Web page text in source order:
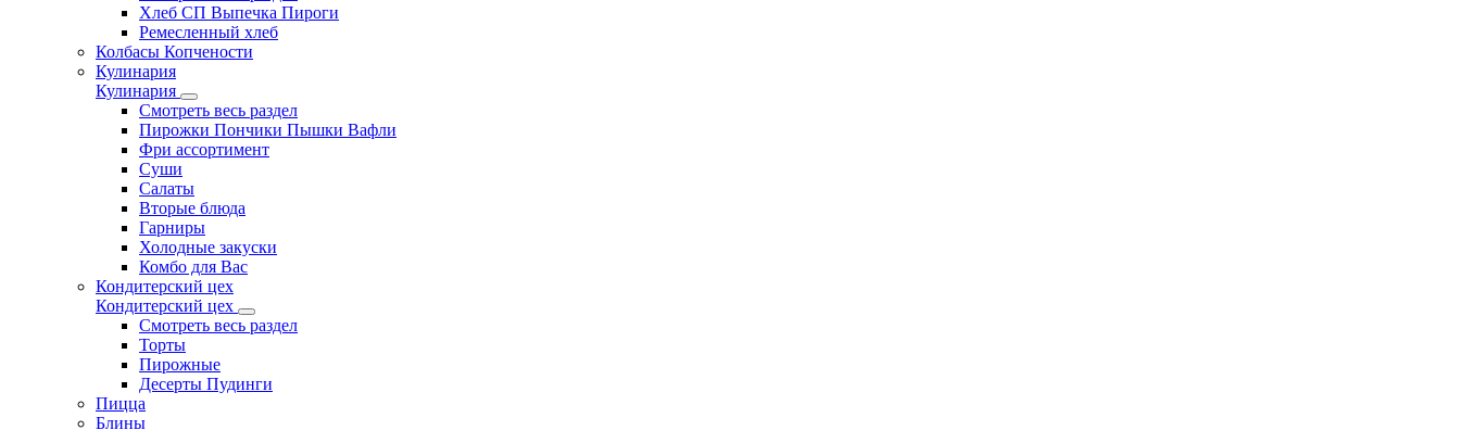
Хлеб СП Выпечка Пироги
Ремесленный хлеб
Колбасы Копчености
Кулинария
Кулинария
Смотреть весь раздел
Пирожки Пончики Пышки Вафли
Фри ассортимент
Суши
Салаты
Вторые блюда
Гарниры
Холодные закуски
Комбо для Вас
Кондитерский цех
Кондитерский цех
Смотреть весь раздел
Торты
Пирожные
Десерты Пудинги
Пицца
Блины